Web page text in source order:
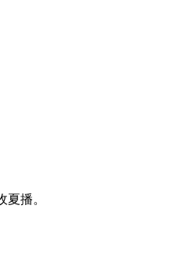
播。